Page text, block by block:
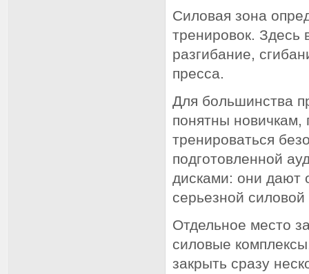
Силовая зона
тренировок. Здесь
разгибание,
пресса.
Для большинства
понятны новичкам,
тренироваться
подготовленной
дисками: они дают
серьезной
Отдельное место
силовые
закрыть сразу